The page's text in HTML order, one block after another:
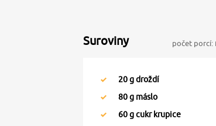
Suroviny počet porcí:
20g droždí
80g máslo
60g cukr krupice